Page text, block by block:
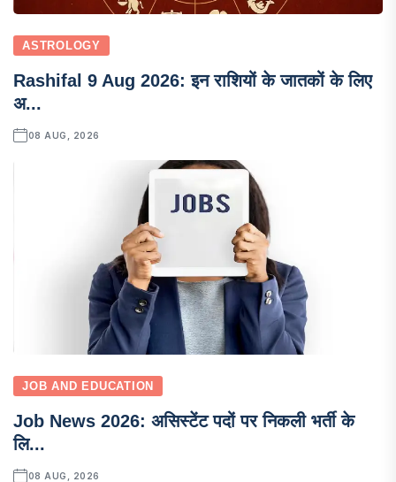
ASTROLOGY
Rashifal 9 Aug 2026: इन राशियों के जातकों के लिए
अ...
08 AUG, 2026
JOB AND EDUCATION
Job News 2026: असिस्टेंट पदों पर निकली भर्ती के
लि...
08 AUG, 2026